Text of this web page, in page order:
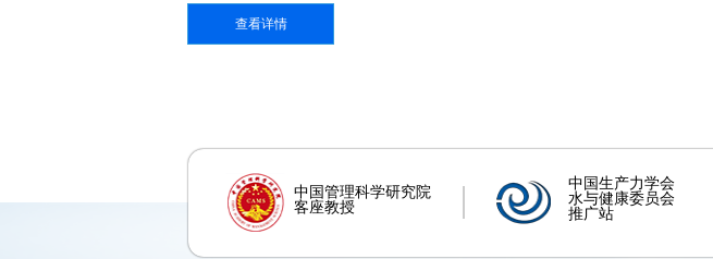
中国管理科学研究院
客座教授
中国生产力学会
水与健康委员会
推广站
查看详情